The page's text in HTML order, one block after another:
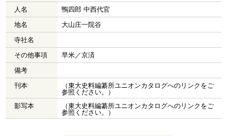
人名
鴨四郎 中西代官
地名
大山庄一院谷
寺社名
その他事項
早米／京済
備考
刊本
（東大史料編纂所ユニオンカタログへのリンクをご
参照ください。）
影写本
（東大史料編纂所ユニオンカタログへのリンクをご
参照ください。）